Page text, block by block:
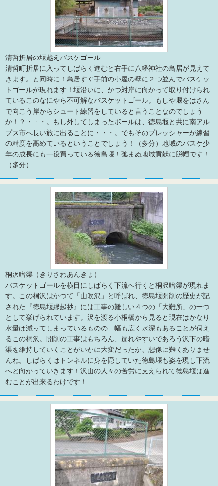
清哲折居の堰越えバスケゴール
清哲町折居に入ってしばらく進むと右手に八幡神社の鳥居が見えて
きます。と同時に！鳥居すぐ手前の小屋の壁に２つ並んでバスケッ
トゴールが現れます！堰沿いに、かつ対岸に向かって取り付けられ
ているこのなにやら不可解なバスケットゴール。もしや堰をはさん
で向こう岸からシュート練習をしていると言うことなのでしょう
か！？・・・。もし外してしまったボールは、徳島堰と共に南アル
プス市へ長い旅に出ることに・・・。でもそのプレッシャーが練習
の精度を高めているということでしょう！（多分）地域のバスケ少
年の成長にも一役買っている徳島堰！弛まぬ地域貢献に脱帽です！
（多分）
桐沢暗渠（きりさわあんきょ）
バスケットゴールを横目にしばらく下流へ行くと桐沢暗渠が現れま
す。この桐沢はかつて「山吹沢」と呼ばれ、徳島堰開削の歴史が記
された『徳島堰縁起抄』には工事の難しい４つの「大難所」の一つ
として挙げられています。沢を渡る小桐橋から見ると現在はかなり
水量は減ってしまっているものの、幅も広く水深もあることが伺え
るこの桐沢。開削の工事はもちろん、崩れやすいであろう沢下の暗
渠を維持していくことがいかに大変だったか、想像に難くありませ
んね。しばらくはトンネルに身を隠していた徳島堰も姿を現し下流
へと向かっていきます！沢山の人々の苦労に支えられて徳島堰は進
むことが出来るわけです！